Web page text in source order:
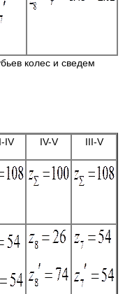
колес и сведем
IV IV-V III-V